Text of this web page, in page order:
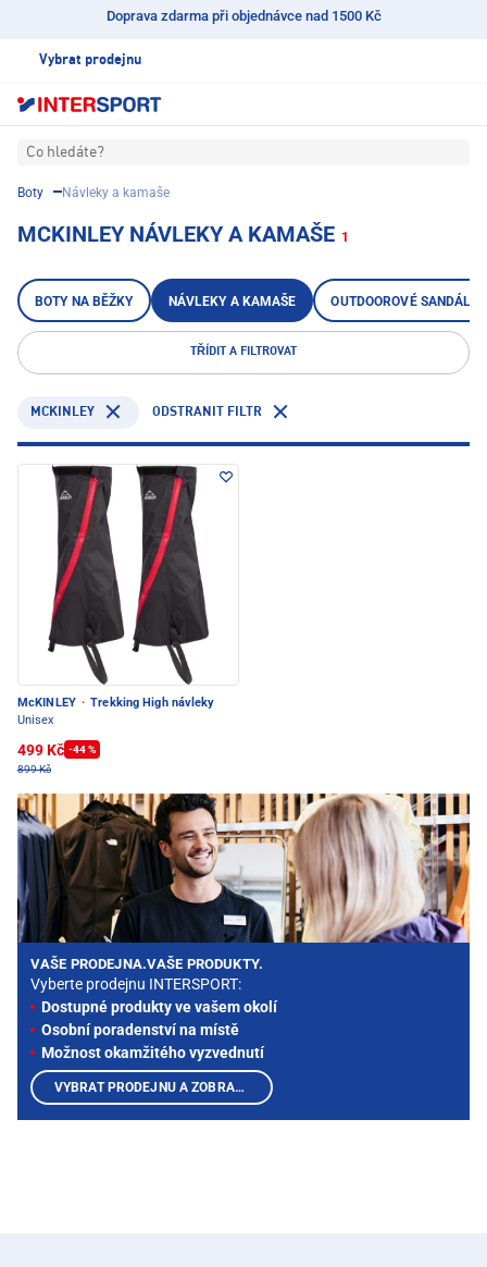
Doprava zdarma při objednávce nad 1500 Kč
Vybrat prodejnu
Co hledáte?
Boty Návleky a kamaše
MCKINLEY NÁVLEKY A KAMAŠE 1
BOTY NA BĚŽKY NÁVLEKY A KAMAŠE OUTDOOROVÉ SANDÁLY
TŘÍDIT A FILTROVAT
MCKINLEY ODSTRANIT FILTR
McKINLEY · Trekking High návleky
Unisex
499 Kč -44 %
899 Kč
VAŠE PRODEJNA.VAŠE PRODUKTY.
Vyberte prodejnu INTERSPORT:
Dostupné produkty ve vašem okolí
Osobní poradenství na místě
Možnost okamžitého vyzvednutí
VYBRAT PRODEJNU A ZOBRAZIT PRODUKTY